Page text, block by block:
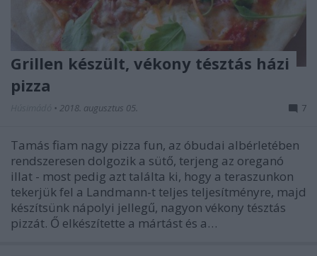
Grillen készült, vékony tésztás házi
pizza
• 2018. augusztus 05. 7
Tamás fiam nagy pizza fun, az óbudai albérletében
rendszeresen dolgozik a sütő, terjeng az oreganó
illat - most pedig azt találta ki, hogy a teraszunkon
tekerjük fel a Landmann-t teljes teljesítményre, majd
készítsünk nápolyi jellegű, nagyon vékony tésztás
pizzát. Ő elkészítette a mártást és a…